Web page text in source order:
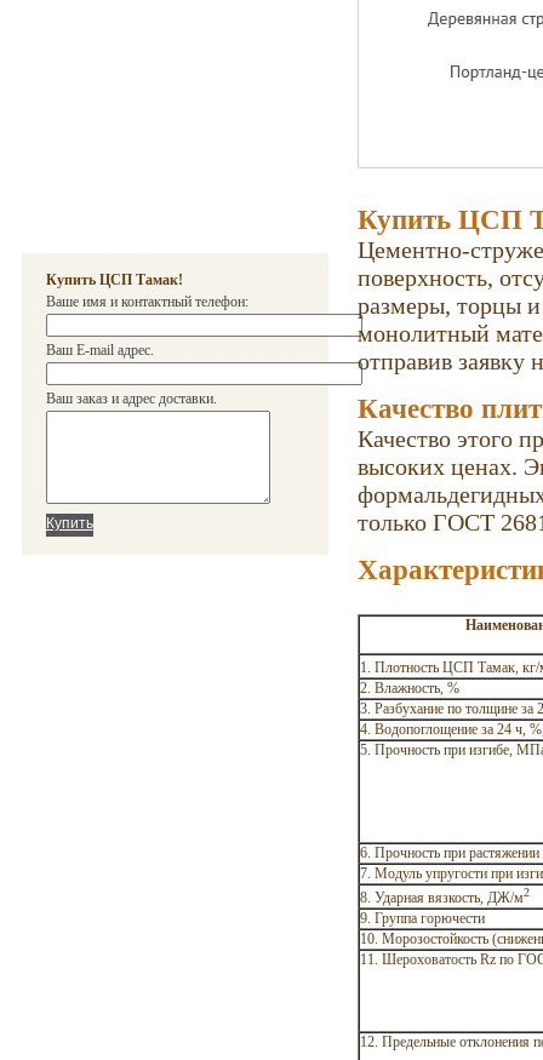
Купить ЦСП Тамак!
Ваше имя и контактный телефон:
Ваш E-mail адрес.
Ваш заказ и адрес доставки.
Купить ЦСП
Цементно-
поверхность,
размеры, торцы
монолитный
отправив заявку
Качество
Качество этого
высоких ценах.
только ГОСТ
1. Плотность ЦСП Тамак,
2. Влажность, %
3. Разбухание по толщине за
4. Водопоглощение за 24 ч,
5. Прочность при изгибе,
6. Прочность при
7. Модуль упругости при
8. Ударная вязкость, ДЖ/м2
9. Группа горючести
10. Морозостойкость
11. Шероховатость Rz по
12. Предельные отклонения